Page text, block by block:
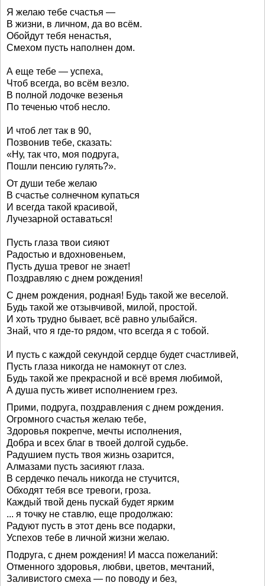
Я желаю тебе счастья —
В жизни, в личном, да во всём.
Обойдут тебя ненастья,
Смехом пусть наполнен дом.
А еще тебе — успеха,
Чтоб всегда, во всём везло.
В полной лодочке везенья
По теченью чтоб несло.
И чтоб лет так в 90,
Позвонив тебе, сказать:
«Ну, так что, моя подруга,
Пошли пенсию гулять?».
От души тебе желаю
В счастье солнечном купаться
И всегда такой красивой,
Лучезарной оставаться!
Пусть глаза твои сияют
Радостью и вдохновеньем,
Пусть душа тревог не знает!
Поздравляю с днем рождения!
С днем рождения, родная! Будь такой же веселой.
Будь такой же отзывчивой, милой, простой.
И хоть трудно бывает, всё равно улыбайся.
Знай, что я где-то рядом, что всегда я с тобой.
И пусть с каждой секундой сердце будет счастливей,
Пусть глаза никогда не намокнут от слез.
Будь такой же прекрасной и всё время любимой,
А душа пусть живет исполнением грез.
Прими, подруга, поздравления с днем рождения.
Огромного счастья желаю тебе,
Здоровья покрепче, мечты исполнения,
Добра и всех благ в твоей долгой судьбе.
Радушием пусть твоя жизнь озарится,
Алмазами пусть засияют глаза.
В сердечко печаль никогда не стучится,
Обходят тебя все тревоги, гроза.
Каждый твой день пускай будет ярким
... я точку не ставлю, еще продолжаю:
Радуют пусть в этот день все подарки,
Успехов тебе в личной жизни желаю.
Подруга, с днем рождения! И масса пожеланий:
Отменного здоровья, любви, цветов, мечтаний,
Заливистого смеха — по поводу и без,